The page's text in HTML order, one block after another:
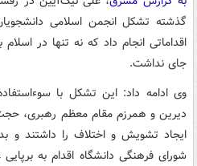
گذشته تشکل انجمن اسلامی
اقداماتی انجام داد که نه تنها در
جای نداشت.
وی ادامه داد: این تشکل با
دیرین و همرزم مقام معظم رهبری،
ایجاد تشویش و اختلاف را داشتند و
شورای فرهنگی دانشگاه اقدام به